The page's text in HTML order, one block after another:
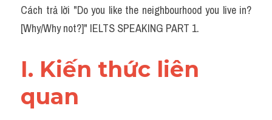
Cách trả lời "Do you like the neighbourhood you live in?
[Why/Why not?]" IELTS SPEAKING PART 1.
I. Kiến thức liên
quan